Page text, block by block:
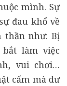
mình. Sự
đau khổ về
thần như: Bị
làm việc
vui chơi…
cấm mà dư